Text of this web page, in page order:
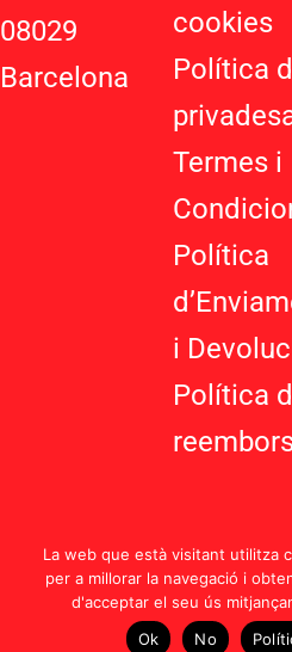
08029
Barcelona
cookies
Política
Termes i
Política
i
Política
Política d’Enviaments i
La web que està visitant utilitza
per a millorar la navegació i
d'acceptar el seu ús
Ok
No